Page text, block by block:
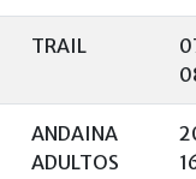
TRAIL
ANDAINA
ADULTOS